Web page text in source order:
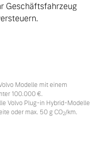
Geschäftsfahrzeug
Modelle mit einem
100.000 €.
Volvo Plug-in Hybrid-Modelle
oder max. 50 g CO2/km.